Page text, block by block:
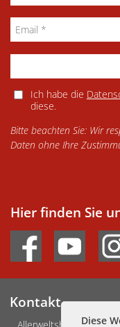
Diese
Ich habe die
diese.
Bitte beachten Sie: Wir
Daten ohne Ihre
Hier finden Sie
Kontakt